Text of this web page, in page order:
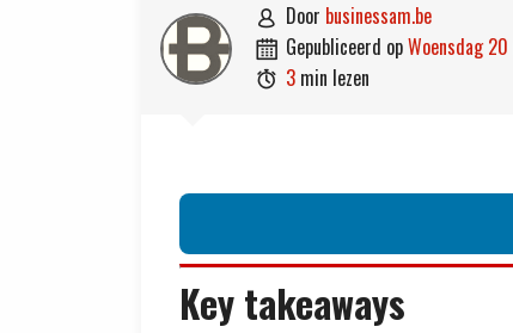
 door businessam.be
 gepubliceerd op woensdag
 3 min lezen
Key takeaways